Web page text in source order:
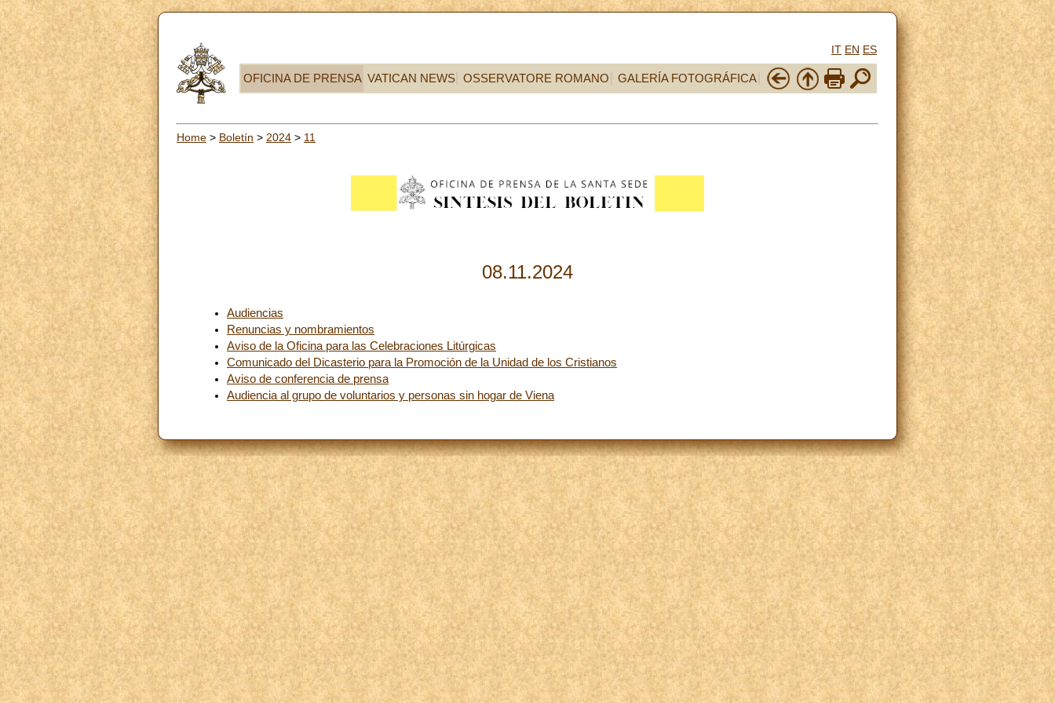
IT EN ES
OFICINA DE PRENSA VATICAN NEWS OSSERVATORE ROMANO GALERÍA FOTOGRÁFICA
Home > Boletín > 2024 > 11
08.11.2024
Audiencias
Renuncias y nombramientos
Aviso de la Oficina para las Celebraciones Litúrgicas
Comunicado del Dicasterio para la Promoción de la Unidad de los Cristianos
Aviso de conferencia de prensa
Audiencia al grupo de voluntarios y personas sin hogar de Viena